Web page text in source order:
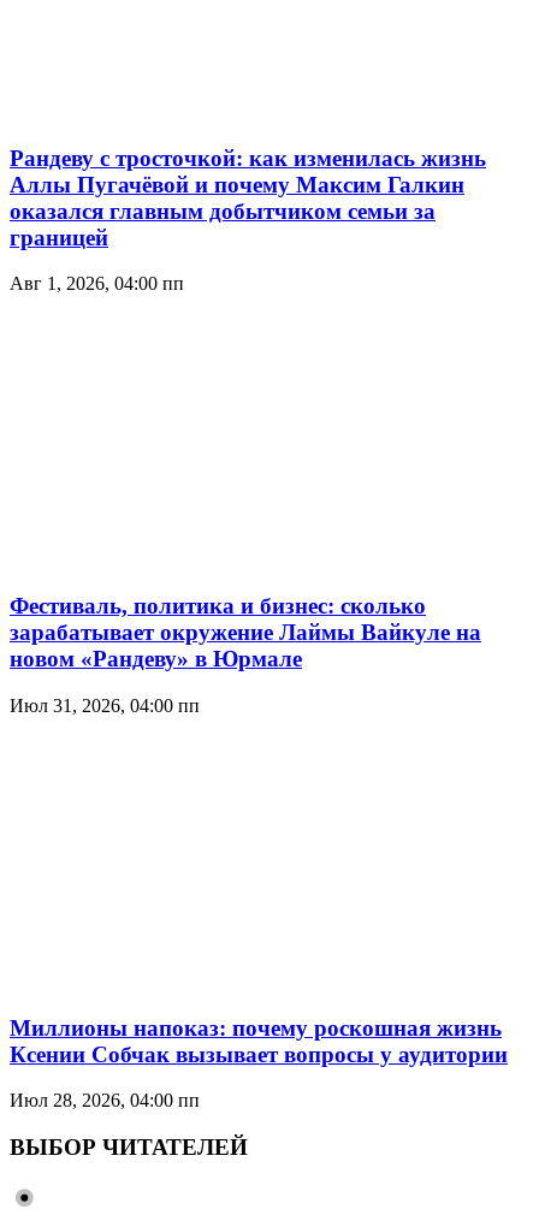
Рандеву с тросточкой: как изменилась жизнь
Аллы Пугачёвой и почему Максим Галкин
оказался главным добытчиком семьи за
границей
Авг 1, 2026, 04:00 пп
Фестиваль, политика и бизнес: сколько
зарабатывает окружение Лаймы Вайкуле на
новом «Рандеву» в Юрмале
Июл 31, 2026, 04:00 пп
Миллионы напоказ: почему роскошная жизнь
Ксении Собчак вызывает вопросы у аудитории
Июл 28, 2026, 04:00 пп
ВЫБОР ЧИТАТЕЛЕЙ